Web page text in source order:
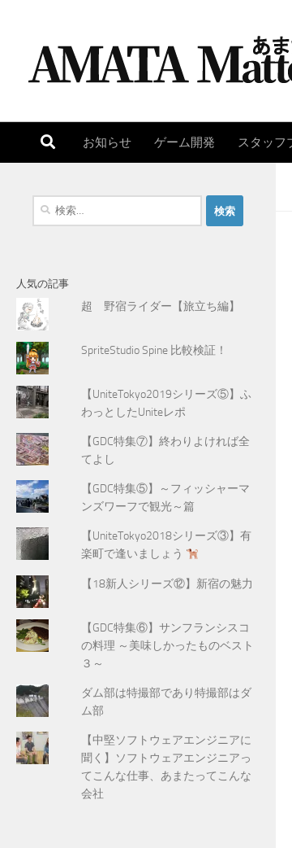
お知らせ ゲーム開発 スタッフ
検
人気の記事
超 野宿ライダー【旅立ち編】
SpriteStudio Spine 比較検証！
【UniteTokyo2019シリーズ⑤】ふ
わっとしたUniteレポ
【GDC特集⑦】終わりよければ全
てよし
【GDC特集⑤】～フィッシャーマ
ンズワーフで観光～篇
【UniteTokyo2018シリーズ③】有
楽町で逢いましょう
【18新人シリーズ⑫】新宿の魅力
【GDC特集⑥】サンフランシスコ
の料理 ～美味しかったものベスト
３～
ダム部は特撮部であり特撮部はダ
ム部
【中堅ソフトウェアエンジニアに
聞く】ソフトウェアエンジニアっ
てこんな仕事、あまたってこんな
会社